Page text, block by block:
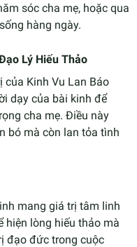
sóc cha mẹ, hoặc qua
hàng ngày.
Lý Hiếu Thảo
Kinh Vu Lan Báo
dạy của bài kinh để
cha mẹ. Điều này
bó mà còn lan tỏa tình
mang giá trị tâm linh
hiện lòng hiếu thảo mà
đạo đức trong cuộc